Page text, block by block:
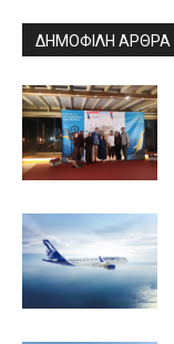
ΔΗΜΟΦΙΛΗ ΑΡΘΡΑ